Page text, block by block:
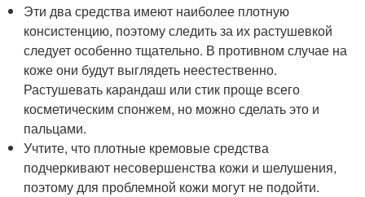
Эти два средства имеют наиболее плотную
консистенцию, поэтому следить за их растушевкой
следует особенно тщательно. В противном случае на
коже они будут выглядеть неестественно.
Растушевать карандаш или стик проще всего
косметическим спонжем, но можно сделать это и
пальцами.
Учтите, что плотные кремовые средства
подчеркивают несовершенства кожи и шелушения,
поэтому для проблемной кожи могут не подойти.